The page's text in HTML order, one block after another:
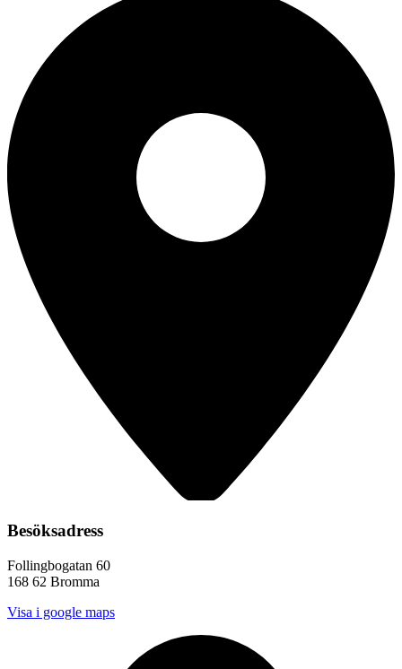
Besöksadress
Follingbogatan 60
168 62 Bromma
Visa i google maps